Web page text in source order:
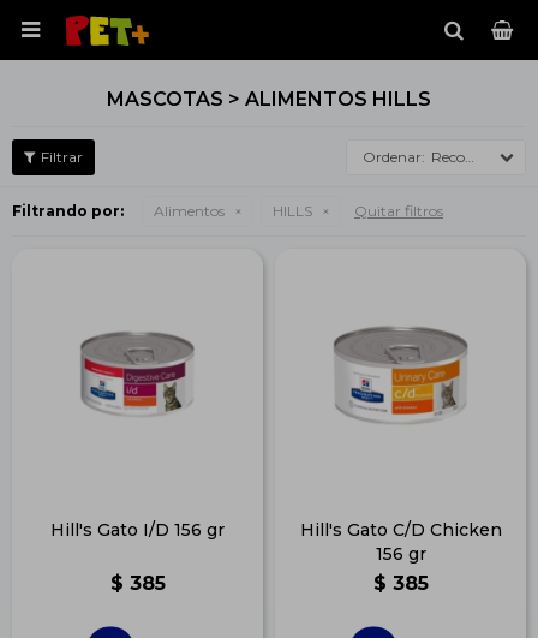

MASCOTAS > ALIMENTOS HILLS
Recomendados
Filtrando por: Alimentos HILLS Quitar filtros
Hill's Gato I/D 156 gr
$ 385
Hill's Gato C/D Chicken
156 gr
$ 385